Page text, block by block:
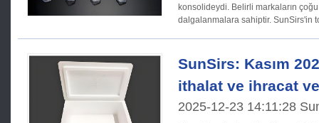
konsolideydi. Belirli markaların çoğu
dalgalanmalara sahiptir. SunSirs'in
SunSirs: Kasım
ithalat ve ihracat
2025-12-23 14:11:28